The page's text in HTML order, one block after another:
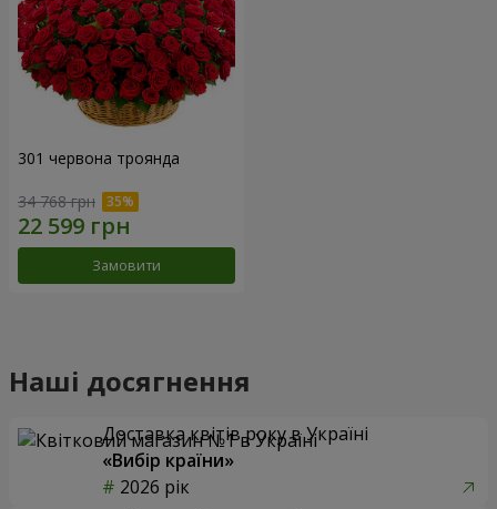
301 червона троянда
34 768 грн
Замовити
Наші досягнення
Доставка квітів року в Україні
«Вибір країни»
2026 рік